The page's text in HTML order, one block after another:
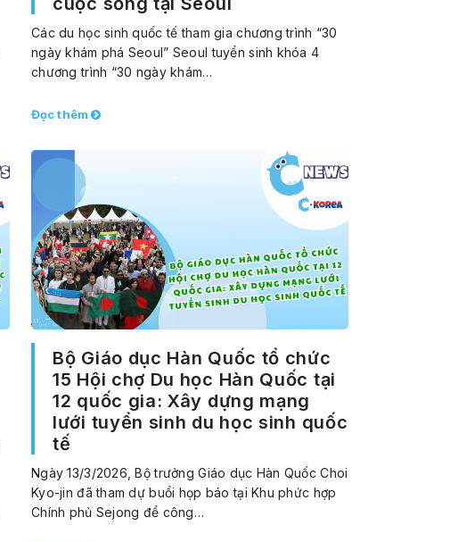
Các du học sinh quốc tế tham gia chương trình “30
ngày khám phá Seoul” Seoul tuyển sinh khóa 4
chương trình “30 ngày khám…
Đọc thêm
Bộ Giáo dục Hàn Quốc tổ chức
15 Hội chợ Du học Hàn Quốc tại
12 quốc gia: Xây dựng mạng
lưới tuyển sinh du học sinh quốc
tế
Ngày 13/3/2026, Bộ trưởng Giáo dục Hàn Quốc Choi
Kyo-jin đã tham dự buổi họp báo tại Khu phức hợp
Chính phủ Sejong để công…